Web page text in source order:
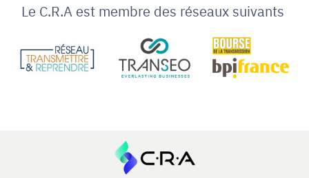
Le C.R.A est membre des réseaux suivants